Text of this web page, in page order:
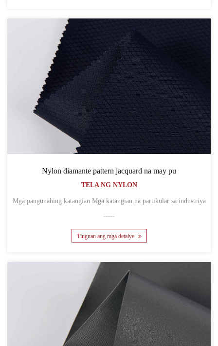
Nylon diamante pattern jacquard na may pu
TELA NG NYLON
Mga pangunahing katangian Mga katangian na partikular sa industriya
Tingnan ang mga detalye